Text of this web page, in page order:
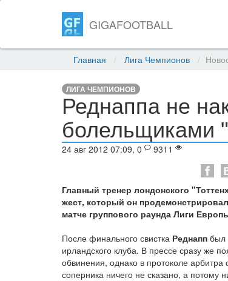
GIGAFOOTBALL
Главная Лига Чемпионов
ЛИГА ЧЕМПИОНОВ
Реднаппа не
болельщиками
24 авг 2012 07:09, 0 9311
Главный тренер лондонского
жест, который он
матче группового раунда Лиги
После финального свистка Реднапп был
ирландского клуба. В прессе сразу же
обвинения, однако в протоколе
соперника ничего не сказано, а потому